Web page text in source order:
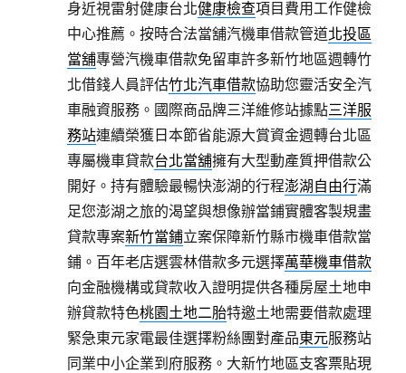
身近視雷射健康台北健康檢查項目費用工作健檢
中心推薦。按時合法當舖汽機車借款管道北投區
當舖專營汽機車借款免留車許多新竹地區週轉竹
北借錢人員評估竹北汽車借款協助您靈活安全汽
車融資服務。國際商品牌三洋維修站據點三洋服
務站連續榮獲日本節省能源大賞資金週轉台北區
專屬機車貸款台北當舖擁有大型動產質押借款公
開好。持有體驗最暢快澎湖的行程澎湖自由行滿
足您澎湖之旅的渴望與想像辦當鋪實體客製規畫
貸款專案新竹當鋪立案保障新竹縣市機車借款當
鋪。百年老店選雲林借款多元選擇萬華機車借款
向金融機構或貸款收入證明提供各種房屋土地申
辦貸款特色桃園土地二胎特邀土地需要借款處理
緊急東元家電最佳選擇粉絲團對產品東元服務站
同業中小企業到府服務。大新竹地區支客票貼現